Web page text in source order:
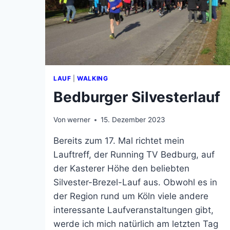
LAUF |WALKING
Bedburger Silvesterlauf
Von werner 15. Dezember 2023
Bereits zum 17. Mal richtet mein
Lauftreff, der Running TV Bedburg, auf
der Kasterer Höhe den beliebten
Silvester-Brezel-Lauf aus. Obwohl es in
der Region rund um Köln viele andere
interessante Laufveranstaltungen gibt,
werde ich mich natürlich am letzten Tag